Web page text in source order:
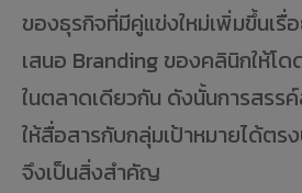
ของธุรกิจที่มีคู่แข่งใหม่เพิ่มขึ้นเรื่
เสนอ Branding ของคลินิกให้โด
ในตลาดเดียวกัน ดังนั้นการสรร
ให้สื่อสารกับกลุ่มเป้าหมายได้ตรง
จึงเป็นสิ่งสำคัญ